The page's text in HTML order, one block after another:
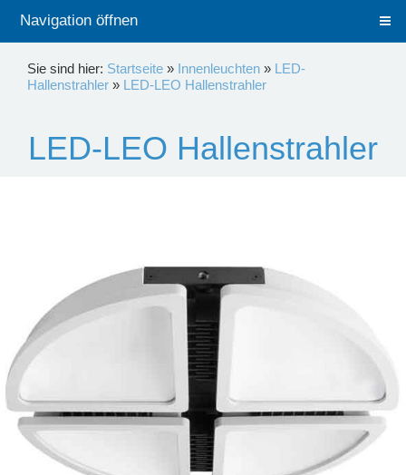
Navigation öffnen
Sie sind hier: Startseite » Innenleuchten » LED-
Hallenstrahler » LED-LEO Hallenstrahler
LED-LEO Hallenstrahler